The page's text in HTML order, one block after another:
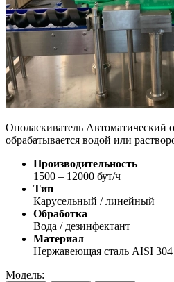
Ополаскиватель Автоматический
обрабатывается водой или
Производительность
1500 – 12000 бут/ч
Тип
Карусельный / линейный
Обработка
Вода / дезинфектант
Материал
Нержавеющая сталь AISI 304
Модель: